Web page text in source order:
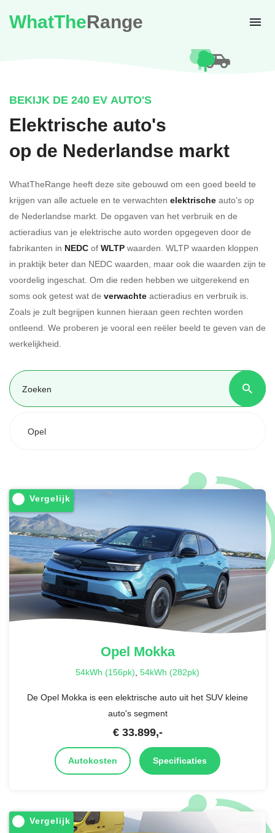
WhatTheRange
BEKIJK DE 240 EV AUTO'S
Elektrische auto's
op de Nederlandse markt
WhatTheRange heeft deze site gebouwd om een goed beeld te
krijgen van alle actuele en te verwachten elektrische auto's op
de Nederlandse markt. De opgaven van het verbruik en de
actieradius van je elektrische auto worden opgegeven door de
fabrikanten in NEDC of WLTP waarden. WLTP waarden kloppen
in praktijk beter dan NEDC waarden, maar ook die waarden zijn te
voordelig ingeschat. Om die reden hebben we uitgerekend en
soms ook getest wat de verwachte actieradius en verbruik is.
Zoals je zult begrijpen kunnen hieraan geen rechten worden
ontleend. We proberen je vooral een reëler beeld te geven van de
werkelijkheid.
Opel
Vergelijk
Opel Mokka
54kWh (156pk), 54kWh (282pk)
De Opel Mokka is een elektrische auto uit het SUV kleine
auto's segment
€ 33.899,-
Autokosten Specificaties
Vergelijk